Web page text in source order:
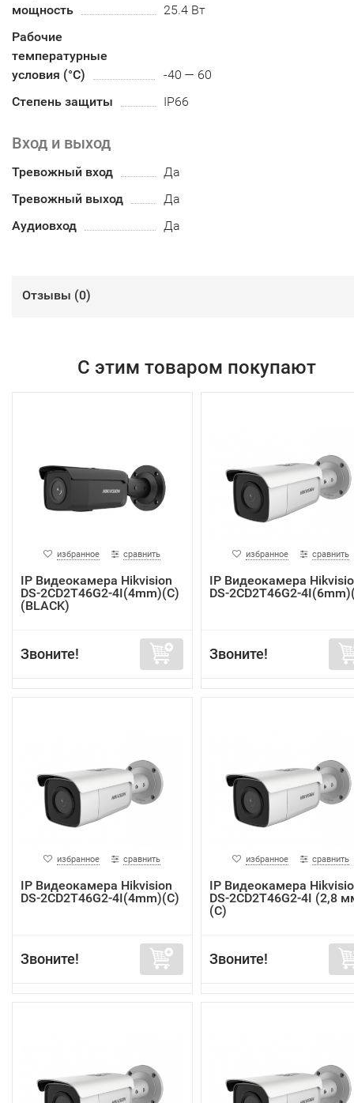
мощность
25.4 Вт
Рабочие
температурные
условия (°С)
-40 — 60
Степень защиты
IP66
Вход и выход
Тревожный вход
Да
Тревожный выход
Да
Аудиовход
Да
Отзывы (0)
С этим товаром покупают
избранное сравнить
IP Видеокамера Hikvision
DS-2CD2T46G2-4I(4mm)(C)
(BLACK)
Звоните!
избранное сравнить
IP Видеокамера
DS-2CD2T46G2-
Звоните!
избранное сравнить
IP Видеокамера Hikvision
DS-2CD2T46G2-4I(4mm)(C)
Звоните!
избранное сравнить
IP Видеокамера
DS-2CD2T46G2-4I (2,8
(C)
Звоните!